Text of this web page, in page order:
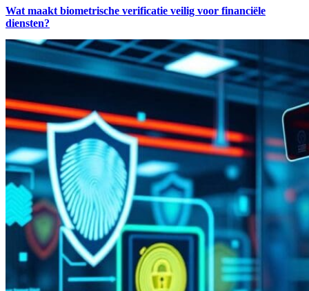
Wat maakt biometrische verificatie veilig voor financiële
diensten?